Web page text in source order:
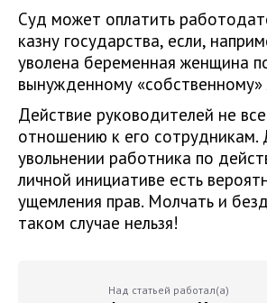
Суд может оплатить
казну государства, если,
уволена беременная женщина
вынужденному
Действие руководителей не
отношению к его сотрудникам.
увольнении работника по
личной инициативе есть
ущемления прав. Молчать и
таком случае нельзя!
Над статьей работал(а)